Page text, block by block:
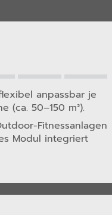
anpassbar je
(ca. 50–150 m²).
Fitnessanlagen
Modul integriert